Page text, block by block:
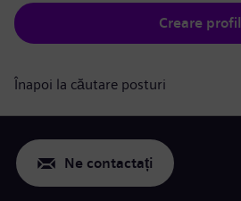
Creare profil
Înapoi la căutare posturi
Ne contactați